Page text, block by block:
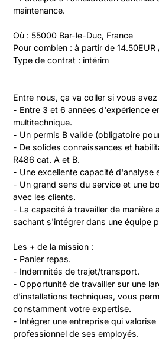
maintenance.
Où : 55000 Bar-le-Duc, France
Pour combien : à partir de 14.50EUR
Type de contrat : intérim
Entre nous, ça va coller si vous avez
- Entre 3 et 6 années d'expérience
multitechnique.
- Un permis B valide (obligatoire
- De solides connaissances et
R486 cat. A et B.
- Une excellente capacité d'analyse
- Un grand sens du service et une
avec les clients.
- La capacité à travailler de manière
sachant s'intégrer dans une équipe
Les + de la mission :
- Panier repas.
- Indemnités de trajet/transport.
- Opportunité de travailler sur une
d'installations techniques, vous
constamment votre expertise.
- Intégrer une entreprise qui
professionnel de ses employés.